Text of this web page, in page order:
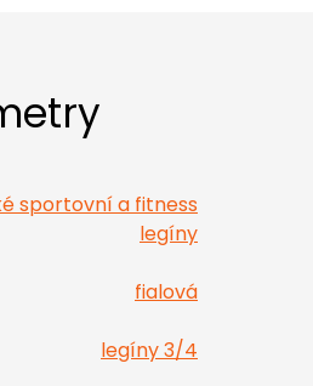
sportovní a fitness
legíny
fialová
legíny 3/4